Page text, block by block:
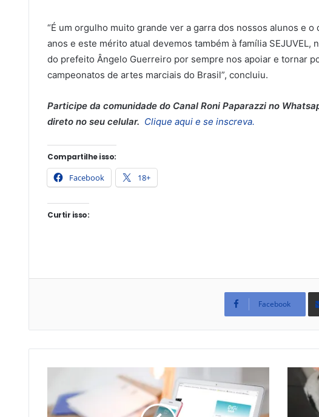
“É um orgulho muito grande ver a garra dos nossos alunos e
anos e este mérito atual devemos também à família
do prefeito Ângelo Guerreiro por sempre nos apoiar e tornar
campeonatos de artes marciais do Brasil”, concluiu.
Participe da comunidade do Canal Roni Paparazzi no
direto no seu celular. Clique aqui e se inscreva.
Compartilhe isso:
Facebook 18+
Curtir isso:
Facebook